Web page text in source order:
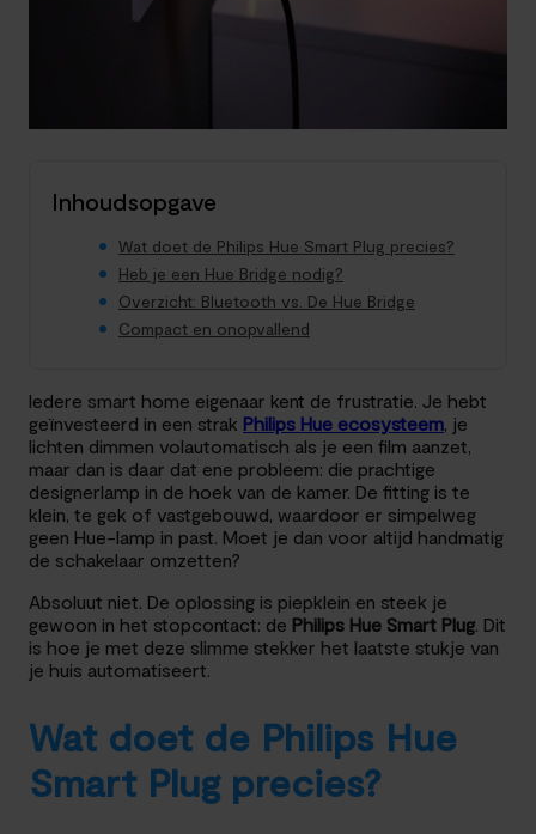
Inhoudsopgave
Wat doet de Philips Hue Smart Plug precies?
Heb je een Hue Bridge nodig?
Overzicht: Bluetooth vs. De Hue Bridge
Compact en onopvallend
Iedere smart home eigenaar kent de frustratie. Je hebt
geïnvesteerd in een strak Philips Hue ecosysteem, je
lichten dimmen volautomatisch als je een film aanzet,
maar dan is daar dat ene probleem: die prachtige
designerlamp in de hoek van de kamer. De fitting is te
klein, te gek of vastgebouwd, waardoor er simpelweg
geen Hue-lamp in past. Moet je dan voor altijd handmatig
de schakelaar omzetten?
Absoluut niet. De oplossing is piepklein en steek je
gewoon in het stopcontact: de Philips Hue Smart Plug. Dit
is hoe je met deze slimme stekker het laatste stukje van
je huis automatiseert.
Wat doet de Philips Hue
Smart Plug precies?